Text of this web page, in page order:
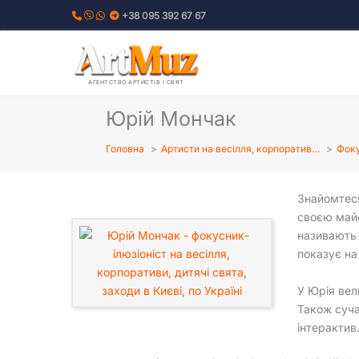
до
+38 095 392 67 67
АГЕНТСТВО АРТИСТІВ І СВЯТ
Юрій Мончак
Головна Артисти на весілля, корпоратив…
своєю
називають
показує
У Юрія
Також